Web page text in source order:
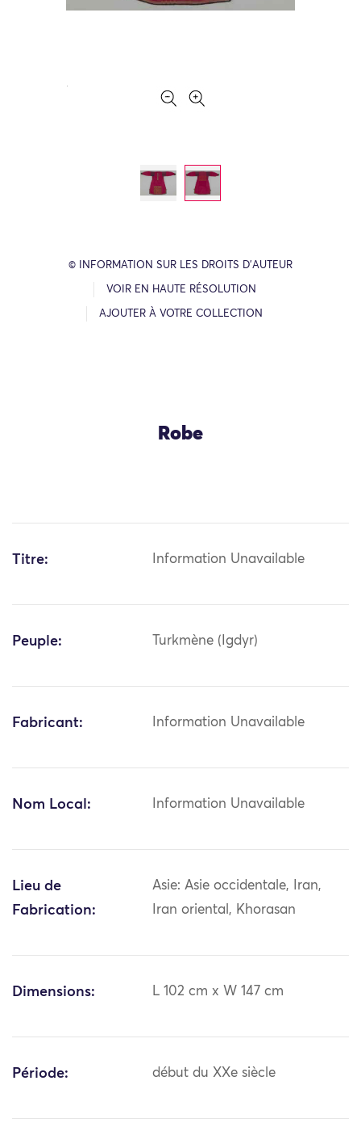
© INFORMATION SUR LES DROITS D’AUTEUR
VOIR EN HAUTE RÉSOLUTION
AJOUTER À VOTRE COLLECTION
Robe
Titre: Information Unavailable
Peuple: Turkmène (Igdyr)
Fabricant: Information Unavailable
Nom Local: Information Unavailable
Lieu de
Fabrication:
Asie: Asie occidentale, Iran,
Iran oriental, Khorasan
Dimensions: L 102 cm x W 147 cm
Période: début du XXe siècle